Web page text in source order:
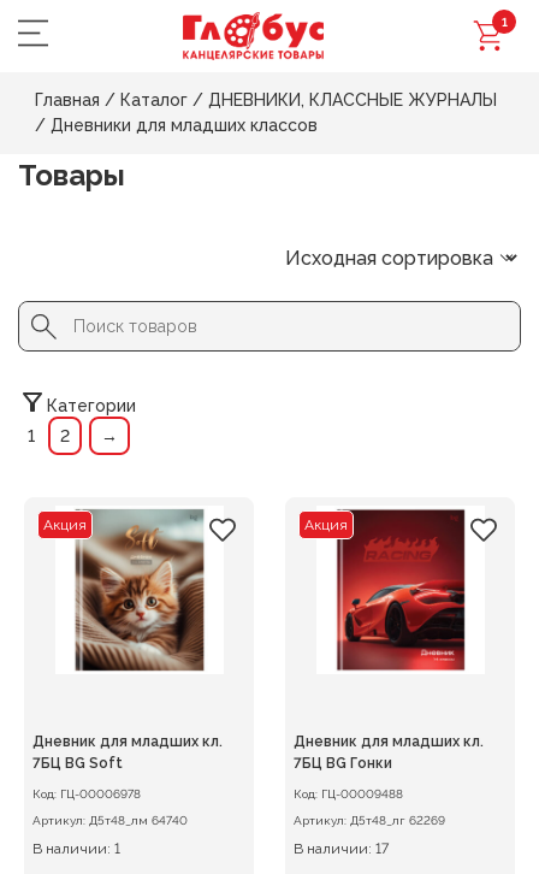
1
Главная / Каталог / ДНЕВНИКИ, КЛАССНЫЕ ЖУРНАЛЫ
/ Дневники для младших классов
Товары
Search
for:
Button
Категории
1
2 →
Акция
Дневник для младших кл.
7БЦ BG Soft
Код: ГЦ-00006978
Артикул: Д5т48_лм 64740
В наличии: 1
Акция
Дневник для младших кл.
7БЦ BG Гонки
Код: ГЦ-00009488
Артикул: Д5т48_лг 62269
В наличии: 17